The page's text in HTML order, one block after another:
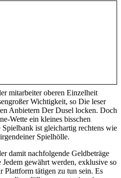
mitarbeiter oberen Einzelheit
Wichtigkeit, so Die leser
Anbietern Der Dusel locken. Doch
Wette ein kleines bisschen
ist gleichartig rechtens wie
Spielhölle.
damit nachfolgende Geldbeträge
Jedem gewährt werden, exklusive so
Plattform tätigen zu tun sein. Es